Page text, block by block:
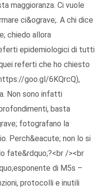
maggioranza. Ci vuole
ci&ograve;. A chi dice
chiedo allora
epidemiologici di tutti
referti che ho chiesto
goo.gl/6KQrcQ),
Non sono infatti
basta
fotografano la
Perch&eacute; non lo si
fate&rdquo;?<br /><br
di M5s –
protocolli e inutili